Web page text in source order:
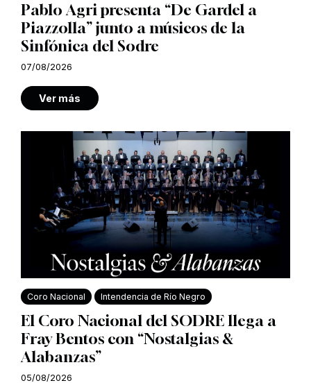
Pablo Agri presenta “De Gardel a
Piazzolla” junto a músicos de la
Sinfónica del Sodre
07/08/2026
Ver más
Coro Nacional Intendencia de Río Negro
El Coro Nacional del SODRE llega a
Fray Bentos con “Nostalgias &
Alabanzas”
05/08/2026